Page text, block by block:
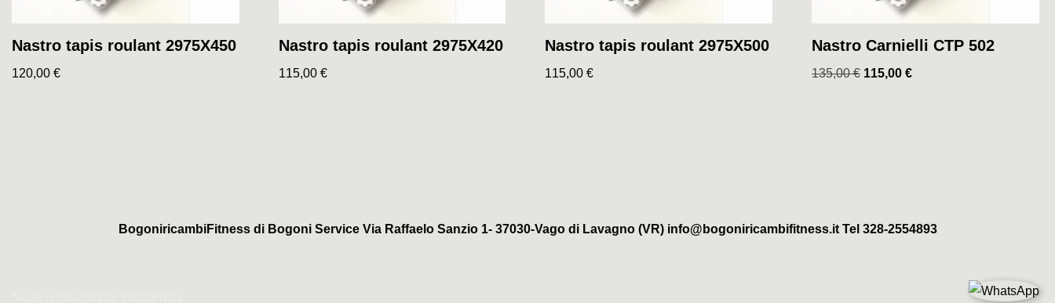
Nastro tapis roulant 2975X450
120,00 €
Nastro tapis roulant 2975X420
115,00 €
Nastro tapis roulant 2975X500
115,00€
Nastro Carnielli CTP 502
135,00€ 115,00 €
BogoniricambiFitness di Bogoni Service Via Raffaelo Sanzio 1- 37030-Vago di Lavagno (VR) info@bogoniricambifitness.it Tel 328-2554893